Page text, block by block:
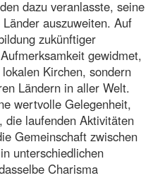
dazu veranlasste, seine
auszuweiten. Auf
zukünftiger
gewidmet,
Kirchen, sondern
Ländern in aller Welt.
wertvolle Gelegenheit,
die laufenden Aktivitäten
Gemeinschaft zwischen
unterschiedlichen
Charisma